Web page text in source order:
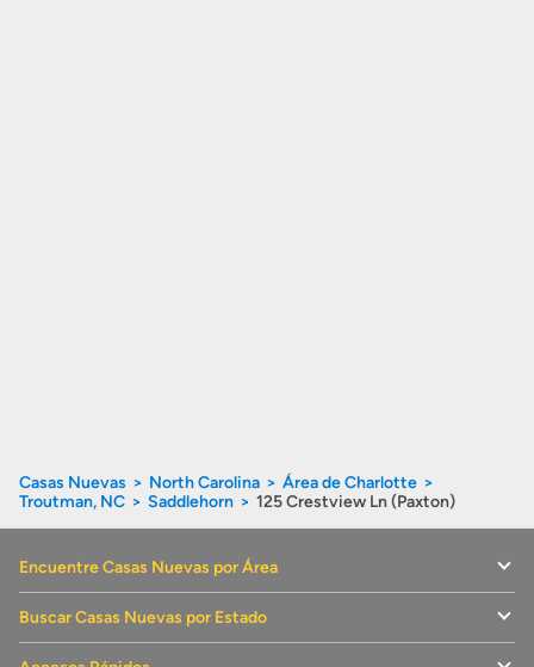
Casas Nuevas North Carolina
Área de Charlotte
Troutman, NC
Saddlehorn 125 Crestview Ln (Paxton)
Encuentre Casas Nuevas por Área
Buscar Casas Nuevas por Estado